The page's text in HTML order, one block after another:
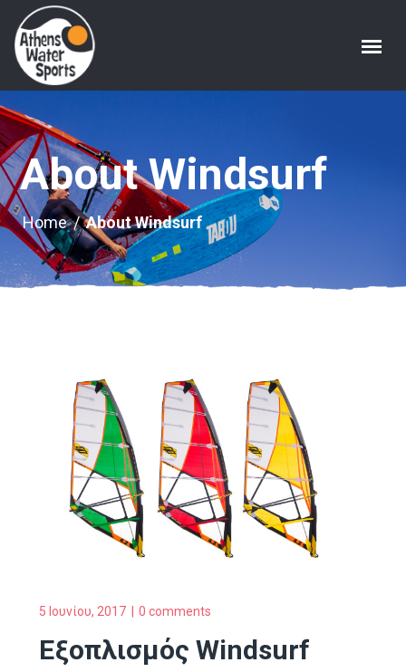
About Windsurf
Home/About Windsurf
5 Ιουνίου, 2017 0 comments
Εξοπλισμός Windsurf